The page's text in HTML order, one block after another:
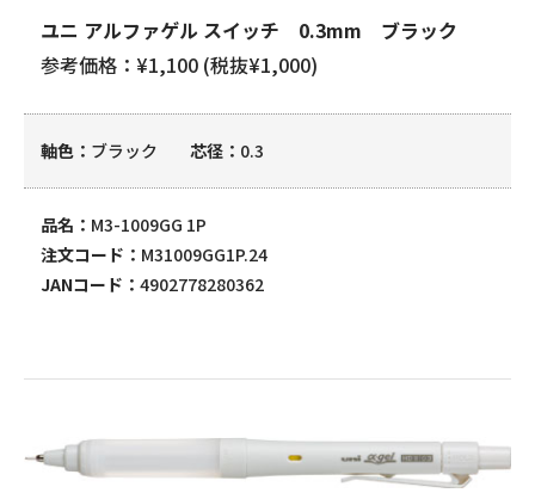
ユニ アルファゲル スイッチ 0.3mm ブラック
参考価格：¥1,100 (税抜¥1,000)
軸色 ブラック 芯径 0.3
品名
M3-1009GG 1P
注文コード
M31009GG1P.24
JANコード
4902778280362